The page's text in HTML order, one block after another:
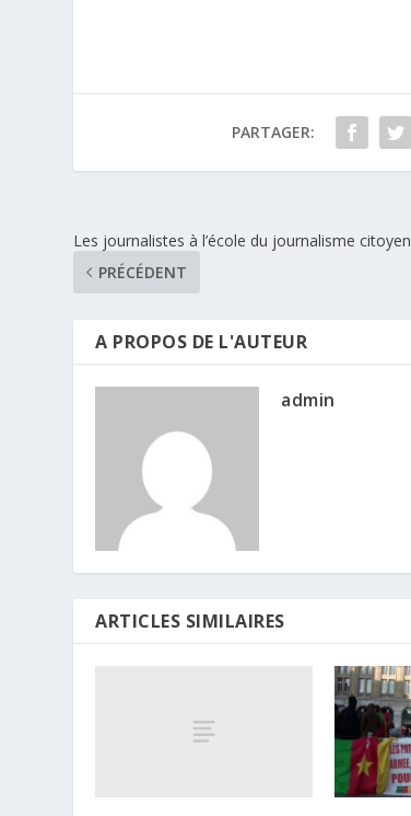
PARTAGER:
Les journalistes à l’école du journalisme citoyen
PRÉCÉDENT
A PROPOS DE L'AUTEUR
admin
ARTICLES SIMILAIRES